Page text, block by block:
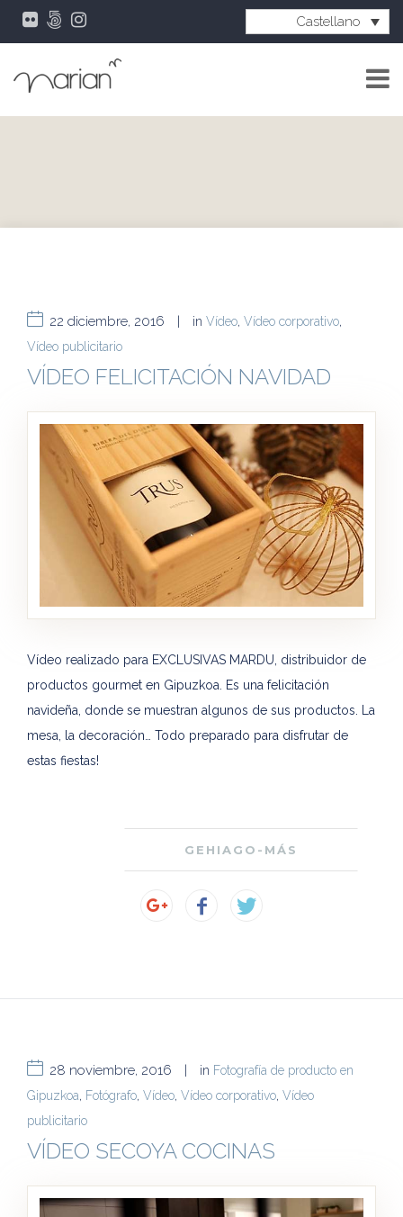
Castellano
22 diciembre, 2016 | in Vídeo, Vídeo corporativo,
Vídeo publicitario
VÍDEO FELICITACIÓN NAVIDAD
Vídeo realizado para EXCLUSIVAS MARDU, distribuidor de
productos gourmet en Gipuzkoa. Es una felicitación
navideña, donde se muestran algunos de sus productos. La
mesa, la decoración… Todo preparado para disfrutar de
estas fiestas!
GEHIAGO-MÁS
28 noviembre, 2016 | in Fotografía de producto en
Gipuzkoa, Fotógrafo, Vídeo, Vídeo corporativo, Vídeo
publicitario
VÍDEO SECOYA COCINAS